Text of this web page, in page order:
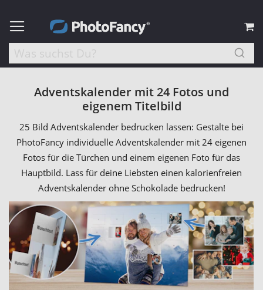
Adventskalender mit 24 Fotos und
eigenem Titelbild
25 Bild Adventskalender bedrucken lassen: Gestalte bei
PhotoFancy individuelle Adventskalender mit 24 eigenen
Fotos für die Türchen und einem eigenen Foto für das
Hauptbild. Lass für deine Liebsten einen kalorienfreien
Adventskalender ohne Schokolade bedrucken!